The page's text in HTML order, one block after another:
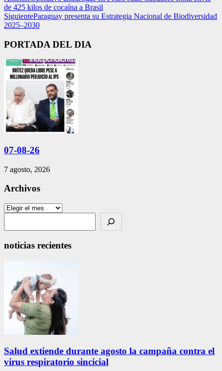
de 425 kilos de cocaína a Brasil
SiguienteParaguay presenta su Estrategia Nacional de Biodiversidad
2025–2030
PORTADA DEL DIA
07-08-26
7 agosto, 2026
Archivos
Archivos
noticias recientes
Salud extiende durante agosto la campaña contra el
virus respiratorio sincicial